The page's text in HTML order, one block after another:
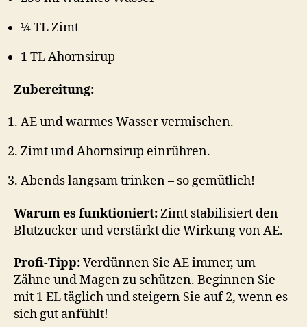
¼ TL Zimt
1 TL Ahornsirup
Zubereitung:
AE und warmes Wasser vermischen.
Zimt und Ahornsirup einrühren.
Abends langsam trinken – so gemütlich!
Warum es funktioniert:Zimt stabilisiert den
Blutzucker und verstärkt die Wirkung von AE.
Profi-Tipp:Verdünnen Sie AE immer, um
Zähne und Magen zu schützen. Beginnen Sie
mit 1 EL täglich und steigern Sie auf 2, wenn es
sich gut anfühlt!